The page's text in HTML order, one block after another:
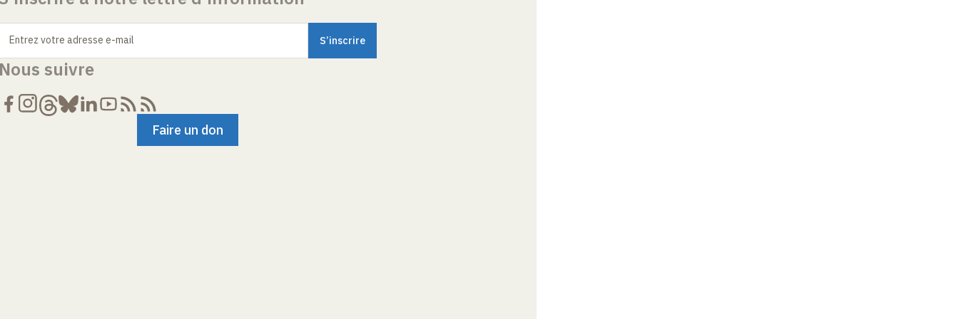
Entrez votre adresse e-mail
suivre
Faire un don